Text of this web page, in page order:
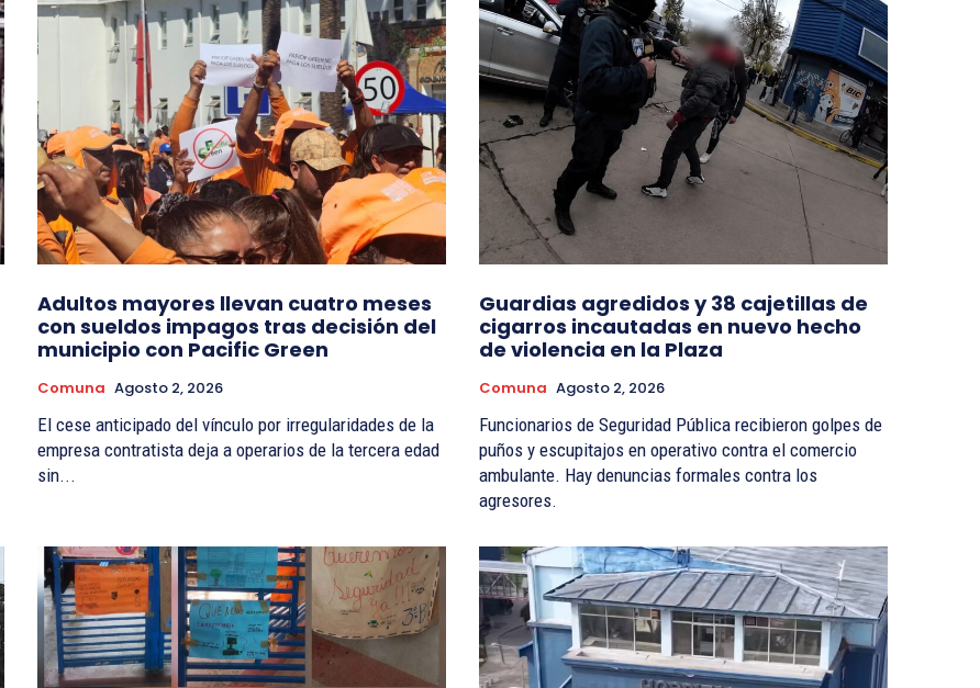
Adultos mayores llevan cuatro meses
con sueldos impagos tras decisión del
municipio con Pacific Green
Comuna Agosto 2, 2026
El cese anticipado del vínculo por irregularidades de la
empresa contratista deja a operarios de la tercera edad
sin...
Guardias agredidos y 38 cajetillas de
cigarros incautadas en nuevo hecho
de violencia en la Plaza
Comuna Agosto 2, 2026
Funcionarios de Seguridad Pública recibieron golpes de
puños y escupitajos en operativo contra el comercio
ambulante. Hay denuncias formales contra los
agresores.